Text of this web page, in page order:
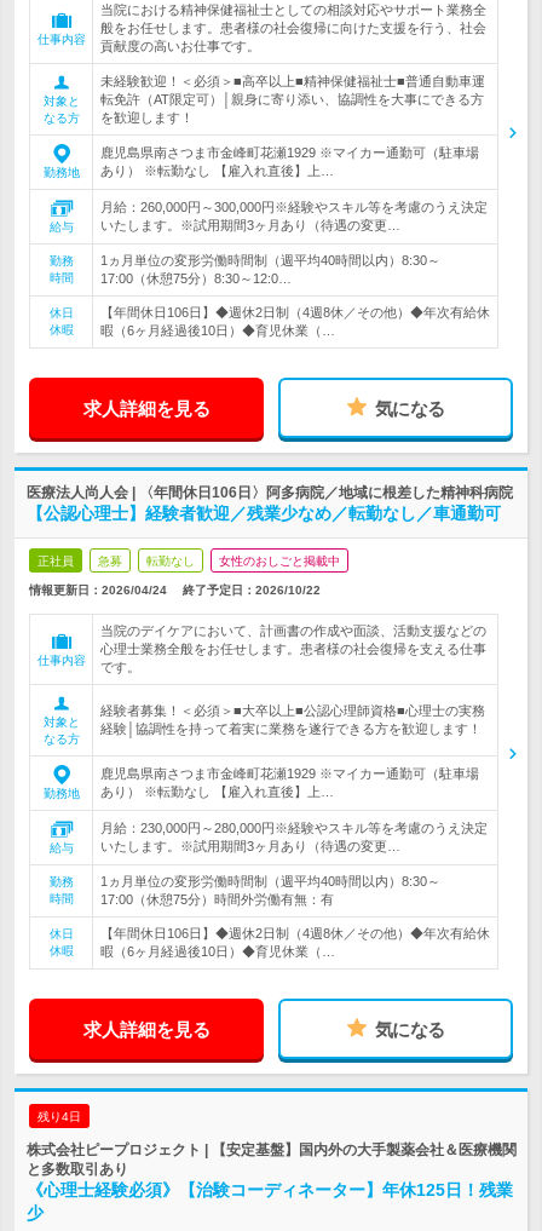
仕事内容
当院における精神保健福祉士としての相談対応やサポート業務全
般をお任せします。患者様の社会復帰に向けた支援を行う、社会
貢献度の高いお仕事です。
対象と
なる方
未経験歓迎！＜必須＞■高卒以上■精神保健福祉士■普通自動車運
転免許（AT限定可）│親身に寄り添い、協調性を大事にできる方
を歓迎します！
勤務地
鹿児島県南さつま市金峰町花瀬1929 ※マイカー通勤可（駐車場
あり） ※転勤なし 【雇入れ直後】上…
給与
月給：260,000円～300,000円※経験やスキル等を考慮のうえ決定
いたします。※試用期間3ヶ月あり（待遇の変更…
勤務
時間
1ヵ月単位の変形労働時間制（週平均40時間以内）8:30～
17:00（休憩75分）8:30～12:0…
休日
休暇
【年間休日106日】◆週休2日制（4週8休／その他）◆年次有給休
暇（6ヶ月経過後10日）◆育児休業（…
求人詳細を見る 気になる
医療法人尚人会 | 〈年間休日106日〉阿多病院／地域に根差した精神科病院
【公認心理士】経験者歓迎／残業少なめ／転勤なし／車通勤可
正社員 急募 転勤なし 女性のおしごと掲載中
情報更新日：2026/04/24 終了予定日： 2026/10/22
仕事内容
当院のデイケアにおいて、計画書の作成や面談、活動支援などの
心理士業務全般をお任せします。患者様の社会復帰を支える仕事
です。
対象と
なる方
経験者募集！＜必須＞■大卒以上■公認心理師資格■心理士の実務
経験│協調性を持って着実に業務を遂行できる方を歓迎します！
勤務地
鹿児島県南さつま市金峰町花瀬1929 ※マイカー通勤可（駐車場
あり） ※転勤なし 【雇入れ直後】上…
給与
月給：230,000円～280,000円※経験やスキル等を考慮のうえ決定
いたします。※試用期間3ヶ月あり（待遇の変更…
勤務
時間
1ヵ月単位の変形労働時間制（週平均40時間以内）8:30～
17:00（休憩75分）時間外労働有無：有
休日
休暇
【年間休日106日】◆週休2日制（4週8休／その他）◆年次有給休
暇（6ヶ月経過後10日）◆育児休業（…
求人詳細を見る 気になる
残り4日
株式会社ピープロジェクト | 【安定基盤】国内外の大手製薬会社＆医療機関
と多数取引あり
《心理士経験必須》【治験コーディネーター】年休125日！残業
少